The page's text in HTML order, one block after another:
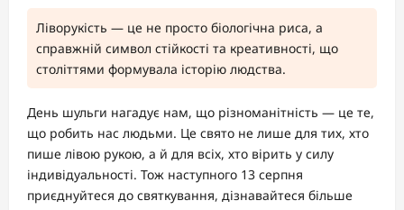
Ліворукість — це не просто біологічна риса, а
справжній символ стійкості та креативності, що
століттями формувала історію людства.
День шульги нагадує нам, що різноманітність — це те,
що робить нас людьми. Це свято не лише для тих, хто
пише лівою рукою, а й для всіх, хто вірить у силу
індивідуальності. Тож наступного 13 серпня
приєднуйтеся до святкування, дізнавайтеся більше